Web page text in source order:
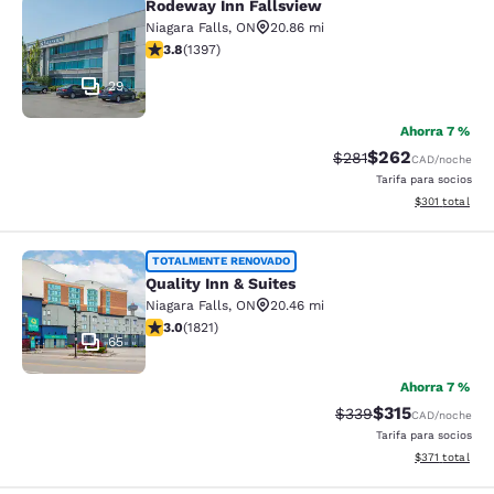
Rodeway Inn Fallsview
29
Rodeway Inn Fallsview
Niagara Falls, ON
20.86 mi
calificación de 3.84 estrellas. Bueno. 1397 reseñas
3.8(1397)
Ahorra 7 %
Precio tachado:
$281Precio con
$262CAD/noche
Tarifa para socios
Ver detalles
$301 total
Quality Inn & Suites
65
TOTALMENTE RENOVADO
Quality Inn & Suites
Niagara Falls, ON
20.46 mi
calificación de 2.96 estrellas. Feria. 1821 reseñas
3.0(1821)
Ahorra 7 %
Precio tachado:
$339Precio con
$315CAD/noche
Tarifa para socios
Ver detalles
$371 total